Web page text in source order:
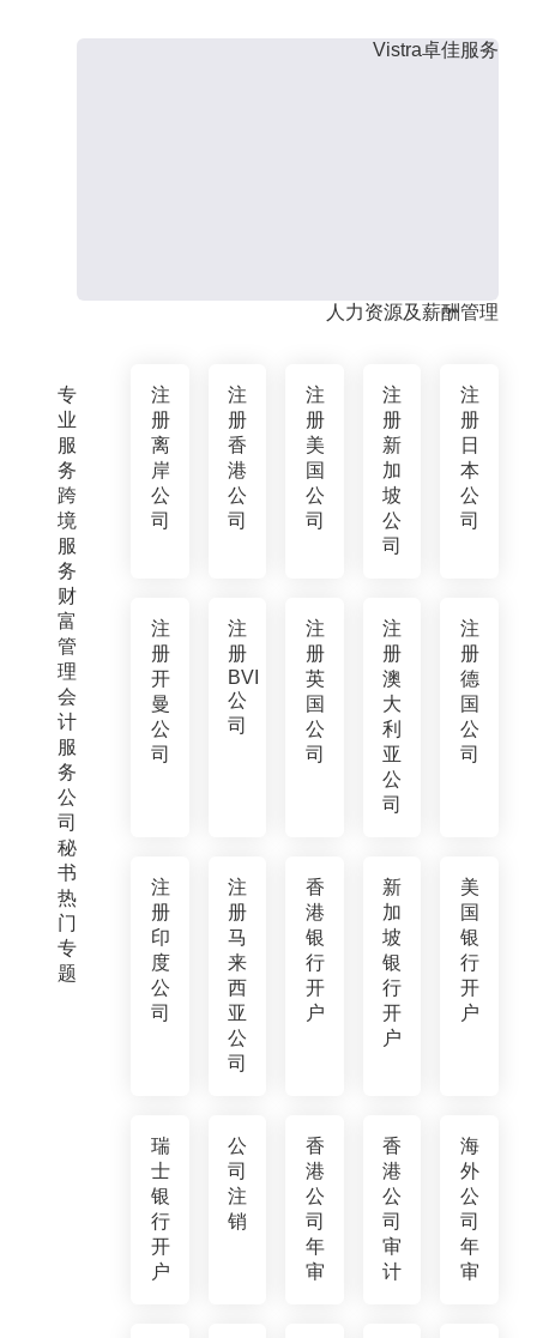
专
业
服
务
跨
境
服
务
财
富
管
理
会
计
服
务
公
司
秘
书
热
门
专
题
Vistra卓佳服务
人力资源及薪酬管理
注
册
离
岸
公
司
注
册
香
港
公
司
注
册
美
国
公
司
注
册
新
加
坡
公
司
注
册
日
本
公
司
注
册
开
曼
公
司
注
册
BVI
公
司
注
册
英
国
公
司
注
册
澳
大
利
亚
公
司
注
册
德
国
公
司
注
册
印
度
公
司
注
册
马
来
西
亚
公
司
香
港
银
行
开
户
新
加
坡
银
行
开
户
美
国
银
行
开
户
瑞
士
银
行
开
户
公
司
注
销
香
港
公
司
年
审
香
港
公
司
审
计
海
外
公
司
年
审